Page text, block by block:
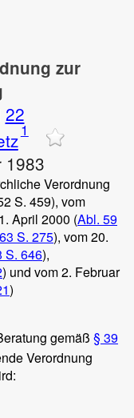
zur
22
1
1983
Verordnung
S. 459), vom
April 2000 (Abl. 59
S. 275), vom 20.
S. 646),
) und vom 2. Februar
)
gemäß § 39
Verordnung